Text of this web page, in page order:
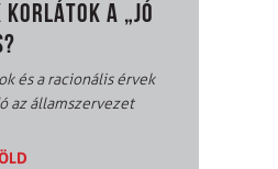
A „JÓ
és a racionális érvek
az államszervezet